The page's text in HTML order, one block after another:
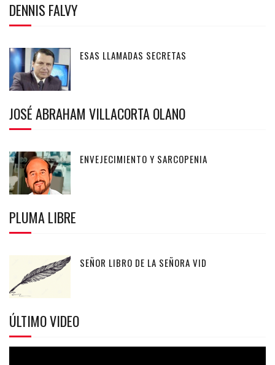
DENNIS FALVY
ESAS LLAMADAS SECRETAS
JOSÉ ABRAHAM VILLACORTA OLANO
ENVEJECIMIENTO Y SARCOPENIA
PLUMA LIBRE
SEÑOR LIBRO DE LA SEÑORA VID
ÚLTIMO VIDEO